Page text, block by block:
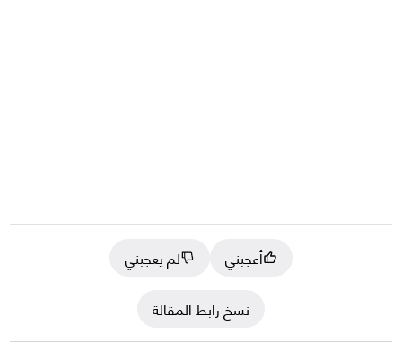
أعجبني
لم يعجبني
نسخ رابط المقالة